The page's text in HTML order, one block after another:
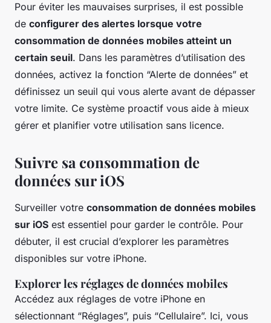
Pour éviter les mauvaises surprises, il est possible
de configurer des alertes lorsque votre
consommation de données mobiles atteint un
certain seuil. Dans les paramètres d’utilisation des
données, activez la fonction “Alerte de données” et
définissez un seuil qui vous alerte avant de dépasser
votre limite. Ce système proactif vous aide à mieux
gérer et planifier votre utilisation sans licence.
Suivre sa consommation de
données sur iOS
Surveiller votre consommation de données mobiles
sur iOS est essentiel pour garder le contrôle. Pour
débuter, il est crucial d’explorer les paramètres
disponibles sur votre iPhone.
Explorer les réglages de données mobiles
Accédez aux réglages de votre iPhone en
sélectionnant “Réglages”, puis “Cellulaire”. Ici, vous